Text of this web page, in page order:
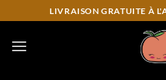
to
content
LIVRAISON GRATUITE À